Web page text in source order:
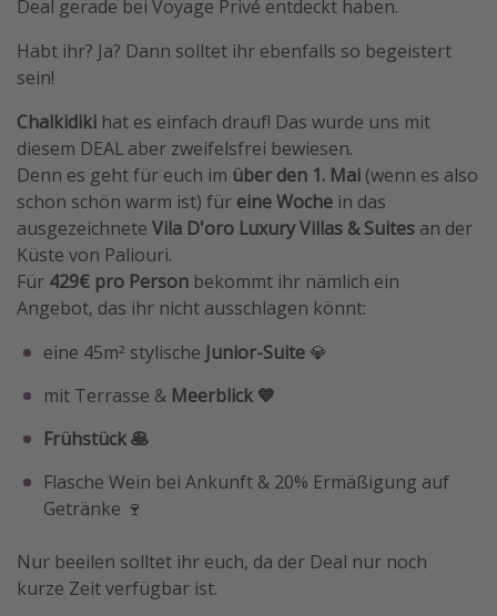
Silvesterreisen
Last Minute Urlaub Deutschland
Deal gerade bei Voyage Privé entdeckt haben.
Habt ihr? Ja? Dann solltet ihr ebenfalls so begeistert
sein!
Chalkidiki hat es einfach drauf! Das wurde uns mit
diesem DEAL aber zweifelsfrei bewiesen.
Denn es geht für euch im über den 1. Mai (wenn es also
schon schön warm ist) für eine Woche in das
ausgezeichnete Vila D'oro Luxury Villas & Suites an der
Küste von Paliouri.
Für 429€ pro Person bekommt ihr nämlich ein
Angebot, das ihr nicht ausschlagen könnt:
eine 45m² stylische Junior-Suite💎
mit Terrasse & Meerblick 💙
Frühstück 🥞
Flasche Wein bei Ankunft & 20% Ermäßigung auf
Getränke 🍷
Nur beeilen solltet ihr euch, da der Deal nur noch
kurze Zeit verfügbar ist.